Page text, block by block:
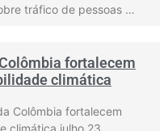
tráfico de pessoas …
fortalecem
climática
Colômbia fortalecem
climática julho 23, …